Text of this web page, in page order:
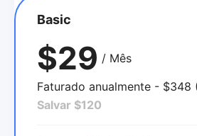
Basic
$29 / Mês
Faturado anualmente - $348
Salvar $120